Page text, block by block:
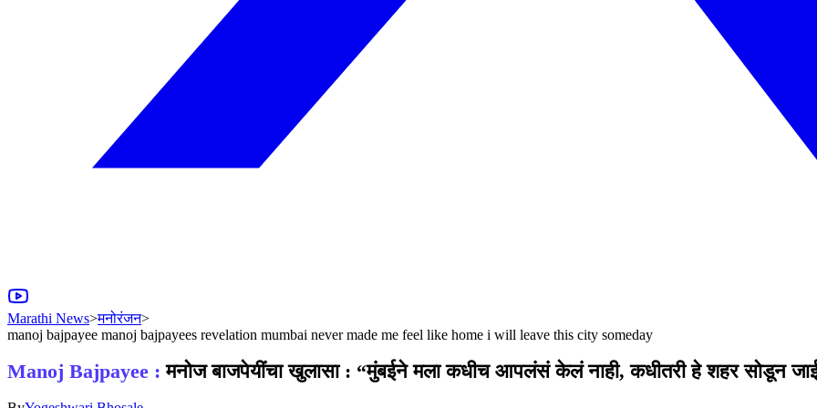
Marathi News>मनोरंजन>
manoj bajpayee manoj bajpayees revelation mumbai never made me feel like home i will leave this city someday
Manoj Bajpayee : मनोज बाजपेयींचा खुलासा : “मुंबईने मला कधीच आपलंसं केलं नाही, कधीतरी हे शहर सोडून